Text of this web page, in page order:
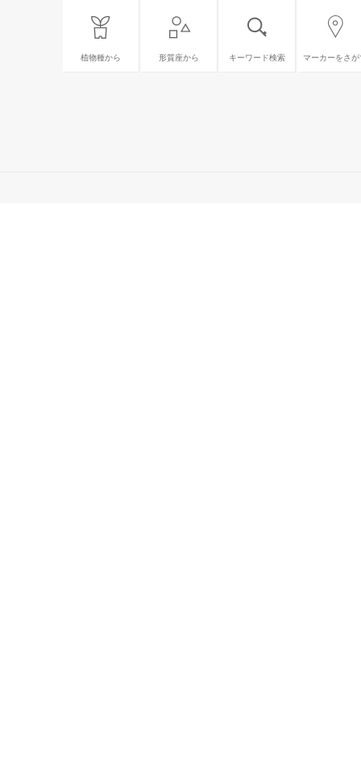
植物種から 形質座から キーワード検索 マーカーをさが